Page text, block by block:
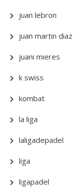
juan lebron
juan martin diaz
juani mieres
k swiss
kombat
la liga
laligadepadel
liga
ligapadel